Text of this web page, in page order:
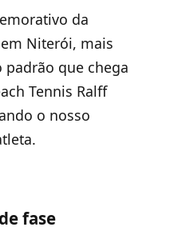
da
Niterói, mais
que chega
Tennis Ralff
o nosso
fase